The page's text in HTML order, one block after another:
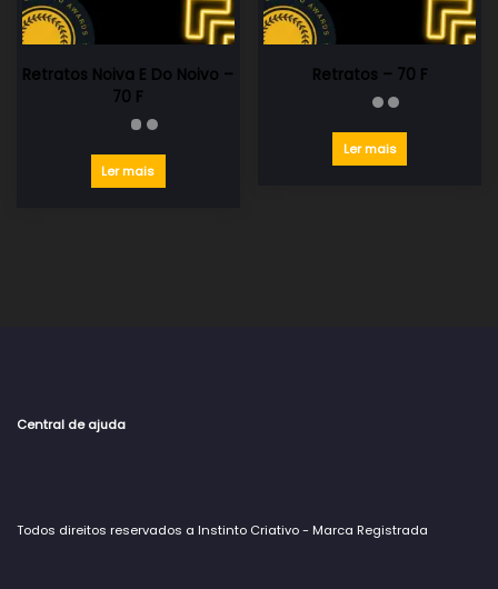
Retratos Noiva E Do Noivo –
70 F
Ler mais
Retratos – 70 F
Ler mais
Central de ajuda
Todos direitos reservados a Instinto Criativo - Marca Registrada